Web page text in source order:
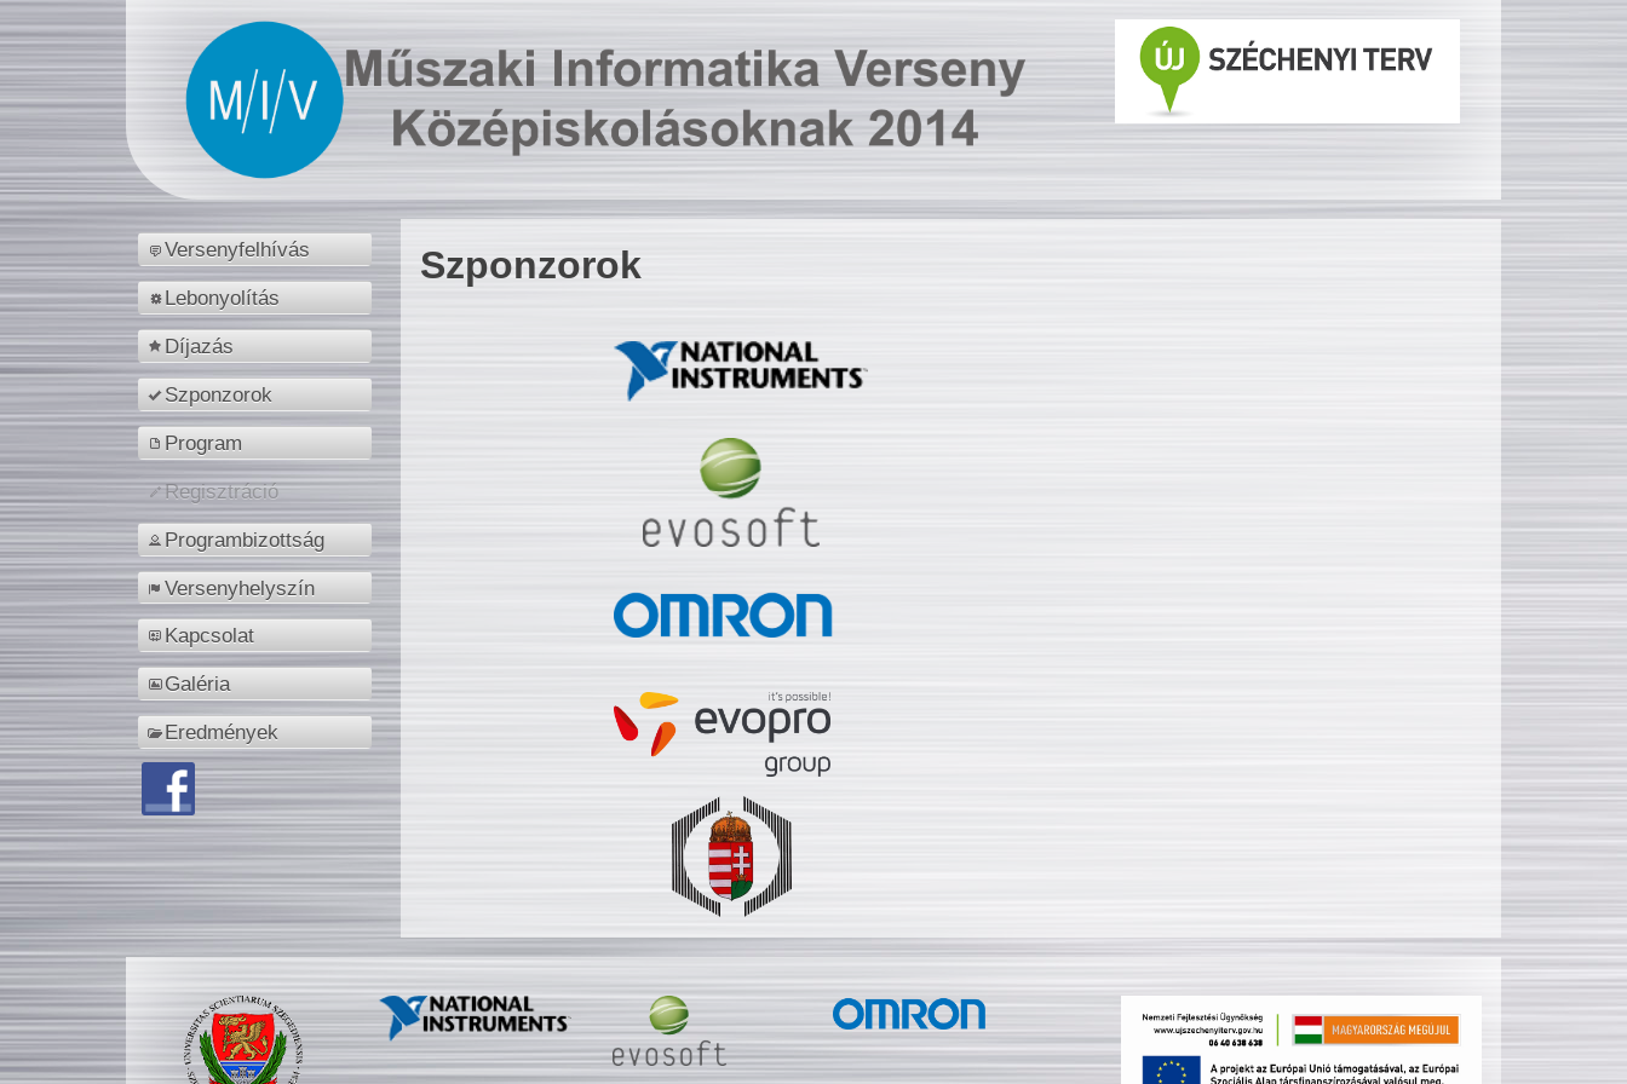
Versenyfelhívás
Lebonyolítás
Díjazás
Szponzorok
Program
Regisztráció
Programbizottság
Versenyhelyszín
Kapcsolat
Galéria
Eredmények
Szponzorok